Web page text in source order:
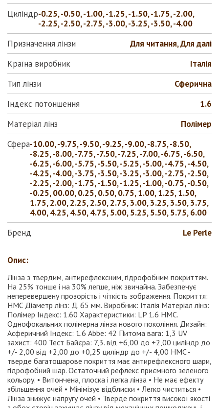
Циліндр-0.25, -0.50, -1.00, -1.25, -1.50, -1.75, -2.00,
-2.25, -2.50, -2.75, -3.00, -3.25, -3.50, -4.00
Призначення лінзи
Для читання, Для далі
Країна виробник
Італія
Тип лінзи
Сферична
Індекс потоншення
1.6
Матеріал лінз
Полiмер
Сфера-10.00, -9.75, -9.50, -9.25, -9.00, -8.75, -8.50,
-8.25, -8.00, -7.75, -7.50, -7.25, -7.00, -6.75, -6.50,
-6.25, -6.00, -5.75, -5.50, -5.25, -5.00, -4.75, -4.50,
-4.25, -4.00, -3.75, -3.50, -3.25, -3.00, -2.75, -2.50,
-2.25, -2.00, -1.75, -1.50, -1.25, -1.00, -0.75, -0.50,
-0.25, 00.00, 0.25, 0.50, 0.75, 1.00, 1.25, 1.50,
1.75, 2.00, 2.25, 2.50, 2.75, 3.00, 3.25, 3.50, 3.75,
4.00, 4.25, 4.50, 4.75, 5.00, 5.25, 5.50, 5.75, 6.00
Бренд
Le Perle
Опис:
Лінза з твердим, антирефлексним, гідрофобним покриттям.
На 25% тонше і на 30% легше, ніж звичайна. Забезпечує
неперевершену прозорість і чіткість зображення. Покриття:
HMC Діаметр лінз: Д. 65 мм. Виробник: Італія Матеріал лінз:
Полімер Індекс: 1.60 Характеристики: LP 1.6 HMC.
Однофокальних полімерна лінза нового покоління. Дизайн:
Асферичний Індекс: 1.6 Abbe: 42 Питома вага: 1,3 UV
захист: 400 Тест Байєра: 7,3. від +6,00 до +2,00 циліндр до
+/- 2,00 від +2,00 до +0,25 циліндр до +/- 4,00 HMC -
тверде багатошарове покриття має антирефлексного шари,
гідрофобний шар. Остаточний рефлекс приємного зеленого
кольору. • Витончена, плоска і легка лінза • Не має ефекту
збільшення очей • Мінімізує відблиски • Легко чиститься •
Лінза знижує напругу очей • Тверде покриття високої якості